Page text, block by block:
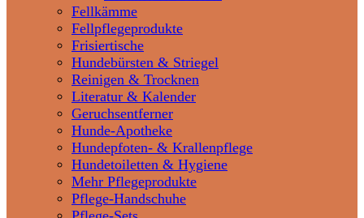
Fellkämme
Fellpflegeprodukte
Frisiertische
Hundebürsten & Striegel
Reinigen & Trocknen
Literatur & Kalender
Geruchsentferner
Hunde-Apotheke
Hundepfoten- & Krallenpflege
Hundetoiletten & Hygiene
Mehr Pflegeprodukte
Pflege-Handschuhe